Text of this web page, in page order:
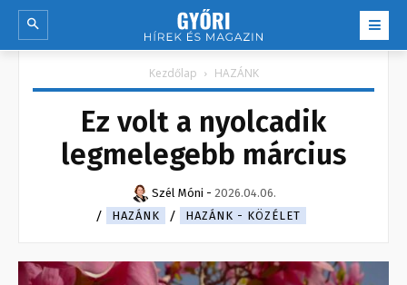
Kezdőlap HAZÁNK
Ez volt a nyolcadik
legmelegebb március
Szél Móni - 2026.04.06.
HAZÁNK
HAZÁNK - KÖZÉLET